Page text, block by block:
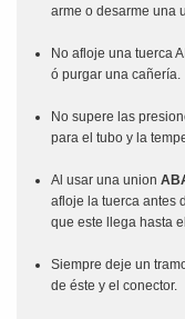
arme o desarme una
No afloje una tuerca
ó purgar una cañería.
No supere las
para el tubo y la
Al usar una union
afloje la tuerca antes
que este llega hasta
Siempre deje un
de éste y el conector.